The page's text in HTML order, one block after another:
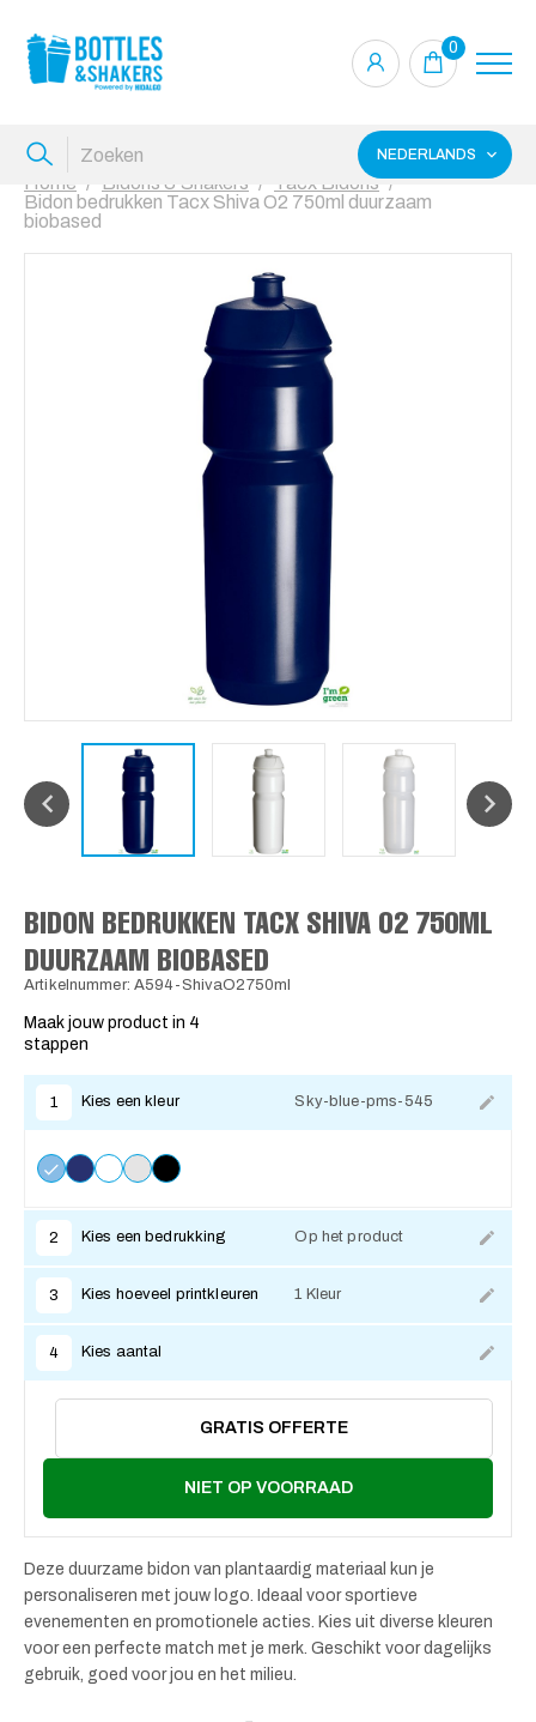
0
NEDERLANDS
Home Bidons & Shakers
Tacx Bidons
Bidon bedrukken Tacx Shiva O2 750ml duurzaam
biobased
BIDON BEDRUKKEN TACX SHIVA O2 750ML
DUURZAAM BIOBASED
Artikelnummer: A594-ShivaO2750ml
Maak jouw product in 4
stappen
1 Kies een kleur Sky-blue-pms-545
2 Kies een bedrukking Op het product
3 Kies hoeveel printkleuren 1 Kleur
4 Kies aantal
GRATIS OFFERTE
NIET OP VOORRAAD
Deze duurzame bidon van plantaardig materiaal kun je
personaliseren met jouw logo. Ideaal voor sportieve
evenementen en promotionele acties. Kies uit diverse kleuren
voor een perfecte match met je merk. Geschikt voor dagelijks
gebruik, goed voor jou en het milieu.